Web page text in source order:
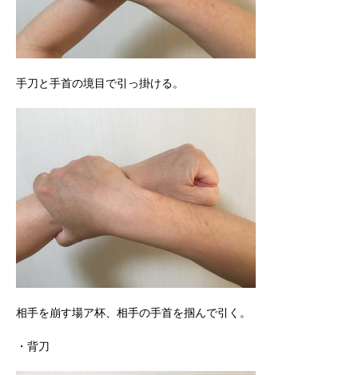
手刀と手首の境目で引っ掛ける。
相手を崩す場ア杯、相手の手首を掴んで引く。
・背刀